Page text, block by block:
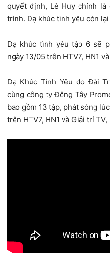
quyết định, Lê Huy chính là
trình. Dạ khúc tình yêu còn
Dạ khúc tình yêu tập 6 sẽ
ngày 13/05 trên HTV7, HN1
Dạ Khúc Tình Yêu do Đài
cùng công ty Đông Tây
bao gồm 13 tập, phát sóng
trên HTV7, HN1 và Giải trí